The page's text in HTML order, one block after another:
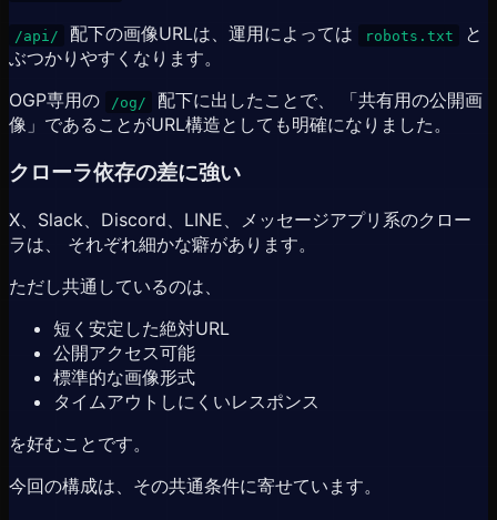
/api/ 配下の画像URLは、運用によっては robots.txt
と
ぶつかりやすくなります。
OGP専用の
/og/
配下に出したことで、 「共有用の公開画
像」であることがURL構造としても明確になりました。
クローラ依存の差に強い
X、Slack、Discord、LINE、メッセージアプリ系のクロー
ラは、 それぞれ細かな癖があります。
ただし共通しているのは、
短く安定した絶対URL
公開アクセス可能
標準的な画像形式
タイムアウトしにくいレスポンス
を好むことです。
今回の構成は、その共通条件に寄せています。